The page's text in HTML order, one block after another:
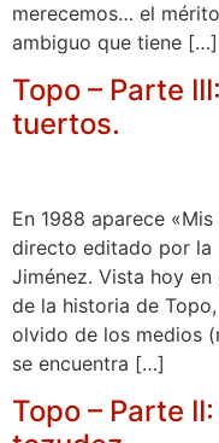
merecemos… el
ambiguo que tiene […]
Topo – Parte
tuertos.
En 1988 aparece
directo editado por
Jiménez. Vista hoy
de la historia de
olvido de los medios
se encuentra […]
Topo – Parte